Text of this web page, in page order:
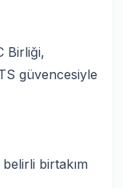
Birliği,
güvencesiyle
birtakım